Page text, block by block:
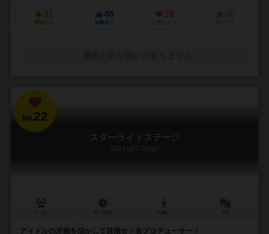
31
興味あり
48
経験あり
18
お気に入り
66
持ってる
No.22
スターライトステージ
StarLight Stage
アイドルの才能を活かして目指せ！名プロデューサー！